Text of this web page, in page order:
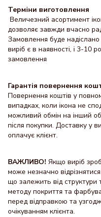
Терміни виготовлення
Величезний асортимент
дозволяє завжди вчасно
Замовлення буде
виріб є в наявності, і 3-10
замовлення
Гарантія повернення
Повернення коштів у
випадках, коли ікона не
можливий обмін на інший
після покупки. Доставку y
оплачує клієнт.
ВАЖЛИВО! Якщо виріб
може незначно
що залежить від структури
методу покриття та
перед відправкою та
очікуванням клієнта.